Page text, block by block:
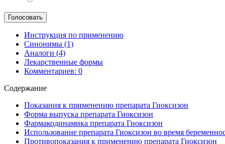
Инструкция по применению
Синонимы (1)
Аналоги (4)
Лекарственные формы
Комментариев: 0
Содержание
Показания к применению препарата Гиоксизон
Форма выпуска препарата Гиоксизон
Фармакодинамика препарата Гиоксизон
Использование препарата Гиоксизон во время
Противопоказания к применению препарата Гиоксизон